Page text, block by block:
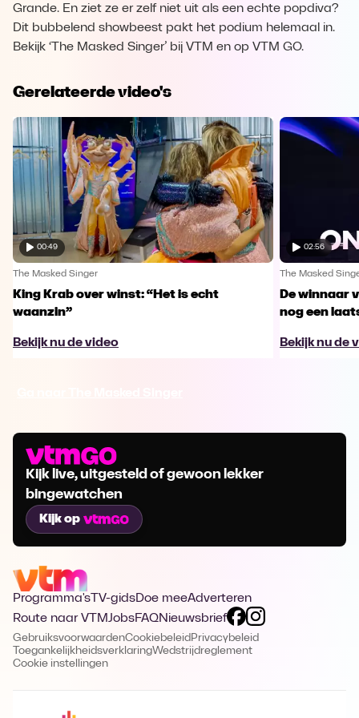
Grande. En ziet ze er zelf niet uit als een echte popdiva?
Dit bubbelend showbeest pakt het podium helemaal in.
Bekijk ‘The Masked Singer’ bij VTM en op VTM GO.
Gerelateerde video's
00:49
The Masked Singer
King Krab over winst: “Het is echt
waanzin”
Bekijk nu de video
02:56
The Masked
De winnaar
nog een
Bekijk nu de
Kijk live, uitgesteld of gewoon lekker
bingewatchen
Kijk op
Programma's TV-gidsDoe meeAdverteren
Route naar VTMJobsFAQNieuwsbrief
GebruiksvoorwaardenCookiebeleid Privacybeleid
ToegankelijkheidsverklaringWedstrijdreglement
Cookie instellingen